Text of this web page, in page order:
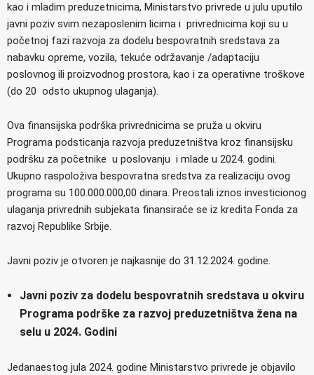
kao i mladim preduzetnicima, Ministarstvo privrede u julu uputilo
javni poziv svim nezaposlenim licima i privrednicima koji su u
početnoj fazi razvoja za dodelu bespovratnih sredstava za
nabavku opreme, vozila, tekuće održavanje /adaptaciju
poslovnog ili proizvodnog prostora, kao i za operativne troškove
(do 20 odsto ukupnog ulaganja).
Ova finansijska podrška privrednicima se pruža u okviru
Programa podsticanja razvoja preduzetništva kroz finansijsku
podršku za početnike u poslovanju i mlade u 2024. godini.
Ukupno raspoloživa bespovratna sredstva za realizaciju ovog
programa su 100.000.000,00 dinara. Preostali iznos investicionog
ulaganja privrednih subjekata finansiraće se iz kredita Fonda za
razvoj Republike Srbije.
Javni poziv je otvoren je najkasnije do 31.12.2024. godine.
Javni poziv za dodelu bespovratnih sredstava u okviru
Programa podrške za razvoj preduzetništva žena na
selu u 2024. Godini
Jedanaestog jula 2024. godine Ministarstvo privrede je objavilo